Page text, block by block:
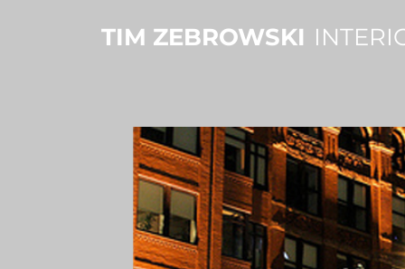
TIM ZEBROWSKI